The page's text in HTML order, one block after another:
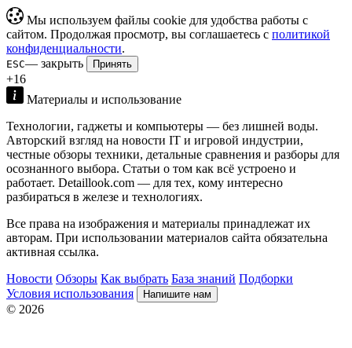
Мы используем файлы cookie для удобства работы с
сайтом. Продолжая просмотр, вы соглашаетесь с политикой
конфиденциальности.
ESC— закрыть Принять
+16
Материалы и использование
Технологии, гаджеты и компьютеры — без лишней воды.
Авторский взгляд на новости IT и игровой индустрии,
честные обзоры техники, детальные сравнения и разборы для
осознанного выбора. Статьи о том как всё устроено и
работает. Detaillook.com — для тех, кому интересно
разбираться в железе и технологиях.
Все права на изображения и материалы принадлежат их
авторам. При использовании материалов сайта обязательна
активная ссылка.
Новости Обзоры Как выбрать База знаний Подборки
Условия использования
Напишите нам
© 2026